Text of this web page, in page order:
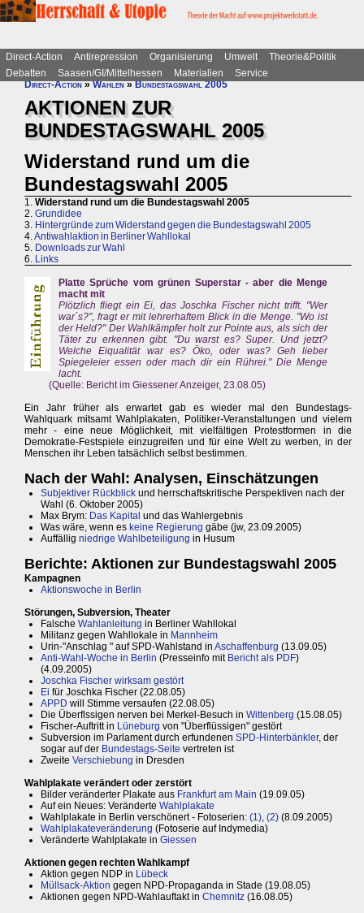
Direct-Action Antirepression Organisierung Umwelt
Theorie&Politik
Debatten
Saasen/GI/Mittelhessen Materialien
Service
Direct-Action»Wahlen»Bundestagswahl 2005
AKTIONEN ZUR
BUNDESTAGSWAHL 2005
Widerstand rund um die
Bundestagswahl 2005
1. Widerstand rund um die Bundestagswahl 2005
2. Grundidee
3. Hintergründe zum Widerstand gegen die Bundestagswahl 2005
4.Antiwahlaktion in Berliner Wahllokal
5. Downloads zur Wahl
6. Links
Platte Sprüche vom grünen Superstar - aber die Menge
macht mit
Plötzlich fliegt ein Ei, das Joschka Fischer nicht trifft. "Wer
war´s?", fragt er mit lehrerhaftem Blick in die Menge. "Wo ist
der Held?" Der Wahlkämpfer holt zur Pointe aus, als sich der
Täter zu erkennen gibt. "Du warst es? Super. Und jetzt?
Welche Eiqualität war es? Öko, oder was? Geh lieber
Spiegeleier essen oder mach dir ein Rührei." Die Menge
lacht.
(Quelle: Bericht im Giessener Anzeiger, 23.08.05)
Ein Jahr früher als erwartet gab es wieder mal den Bundestags-
Wahlquark mitsamt Wahlplakaten, Politiker-Veranstaltungen und vielem
mehr - eine neue Möglichkeit, mit vielfältigen Protestformen in die
Demokratie-Festspiele einzugreifen und für eine Welt zu werben, in der
Menschen ihr Leben tatsächlich selbst bestimmen.
Nach der Wahl: Analysen, Einschätzungen
Subjektiver Rückblick und herrschaftskritische Perspektiven nach der
Wahl (6. Oktober 2005)
Max Brym: Das Kapital und das Wahlergebnis
Was wäre, wenn es keine Regierung gäbe (jw, 23.09.2005)
Auffällig niedrige Wahlbeteiligung in Husum
Berichte: Aktionen zur Bundestagswahl 2005
Kampagnen
Aktionswoche in Berlin
Störungen, Subversion, Theater
Falsche Wahlanleitung in Berliner Wahllokal
Militanz gegen Wahllokale in Mannheim
Urin-"Anschlag " auf SPD-Wahlstand in Aschaffenburg (13.09.05)
Anti-Wahl-Woche in Berlin (Presseinfo mit Bericht als PDF)
(4.09.2005)
Joschka Fischer wirksam gestört
Ei für Joschka Fischer (22.08.05)
APPD will Stimme versaufen (22.08.05)
Die Überflssigen nerven bei Merkel-Besuch in Wittenberg (15.08.05)
Fischer-Auftritt in Lüneburg von "Überflüssigen" gestört
Subversion im Parlament durch erfundenen SPD-Hinterbänkler, der
sogar auf der Bundestags-Seite vertreten ist
Zweite Verschiebung in Dresden
Wahlplakate verändert oder zerstört
Bilder veränderter Plakate aus Frankfurt am Main (19.09.05)
Auf ein Neues: Veränderte Wahlplakate
Wahlplakate in Berlin verschönert - Fotoserien: (1), (2) (8.09.2005)
Wahlplakateveränderung (Fotoserie auf Indymedia)
Veränderte Wahlplakate in Giessen
Aktionen gegen rechten Wahlkampf
Aktion gegen NDP in Lübeck
Müllsack-Aktion gegen NPD-Propaganda in Stade (19.08.05)
Aktionen gegen NPD-Wahlauftakt in Chemnitz (16.08.05)